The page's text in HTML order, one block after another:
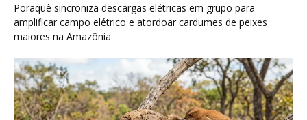
Poraquê sincroniza descargas elétricas em grupo para
amplificar campo elétrico e atordoar cardumes de peixes
maiores na Amazônia